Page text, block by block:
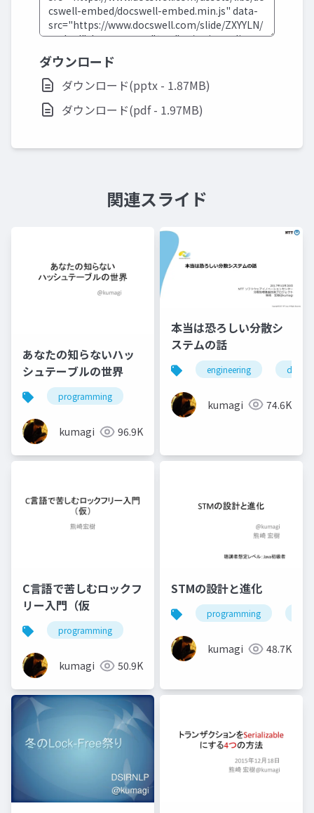
ダウンロード
ダウンロード(pptx - 1.87MB)
ダウンロード(pdf - 1.97MB)
関連スライド
あなたの知らないハッ
シュテーブルの世界
programming
kumagi 96.9K
本当は恐ろしい分散シ
ステムの話
engineering
kumagi 74.6K
C言語で苦しむロックフ
リー入門（仮
programming
kumagi 50.9K
STMの設計と進化
programming
kumagi 48.7K